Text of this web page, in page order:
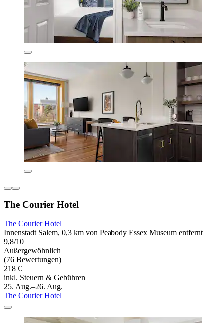
The Courier Hotel
The Courier Hotel
Innenstadt Salem, 0,3 km von Peabody Essex Museum entfernt
9,8/10
Außergewöhnlich
(76 Bewertungen)
218 €
inkl. Steuern & Gebühren
25. Aug.–26. Aug.
The Courier Hotel